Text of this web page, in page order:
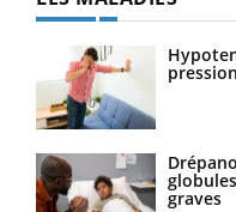
graves